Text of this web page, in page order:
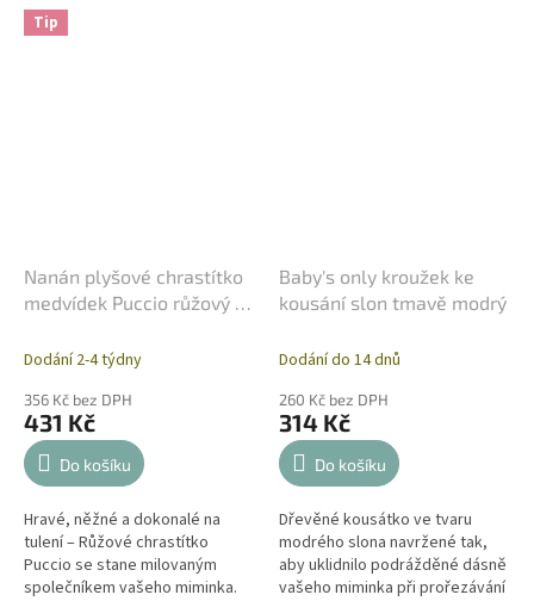
Tip
Nanán plyšové chrastítko
medvídek Puccio růžový -
Dodání 2-4 týdny
356 Kč bez DPH
431 Kč
Do košíku
Hravé, něžné a dokonalé na
tulení – Růžové chrastítko
Puccio se stane milovaným
společníkem vašeho miminka.
Baby's only kroužek ke
kousání slon tmavě modrý
Dodání do 14 dnů
260 Kč bez DPH
314 Kč
Do košíku
Dřevěné kousátko ve tvaru
modrého slona navržené tak,
aby uklidnilo podrážděné dásně
vašeho miminka při prořezávání